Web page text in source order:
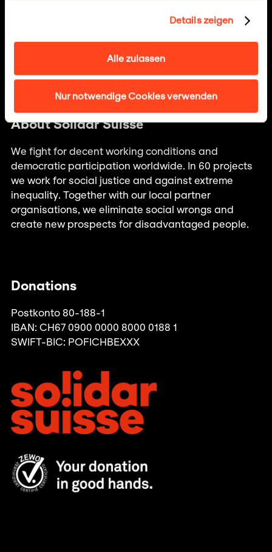
Details zeigen
Alle zulassen
Nur notwendige Cookies verwenden
Becoming a member
Legacies, inheritances and wills
About Solidar Suisse
We fight for decent working conditions and
democratic participation worldwide. In 60 projects
we work for social justice and against extreme
inequality. Together with our local partner
organisations, we eliminate social wrongs and
create new prospects for disadvantaged people.
Donations
Postkonto 80-188-1
IBAN: CH67 0900 0000 8000 0188 1
SWIFT-BIC: POFICHBEXXX